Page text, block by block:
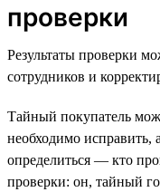
проверки
Результаты проверки
сотрудников и
Тайный покупатель
необходимо исправить,
определиться — кто
проверки: он, тайный